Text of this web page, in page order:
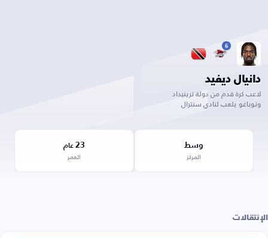
6
دانيال ديفيد
لاعب كرة قدم من دولة ترينيداد
وتوباغو يلعب لنادي سنترال
وسط
المركز
23 عام
العمر
الإنتقالات